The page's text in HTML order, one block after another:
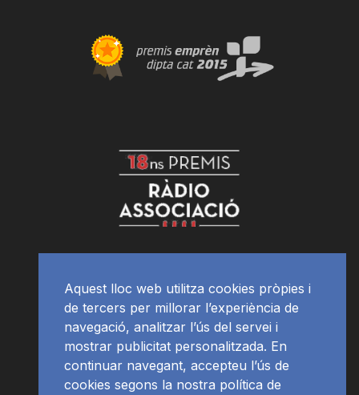
Aquest lloc web utilitza cookies pròpies i
de tercers per millorar l’experiència de
navegació, analitzar l’ús del servei i
mostrar publicitat personalitzada. En
continuar navegant, accepteu l’ús de
cookies segons la nostra política de